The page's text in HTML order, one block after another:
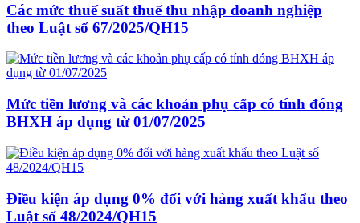
Các mức thuế suất thuế thu nhập doanh nghiệp
theo Luật số 67/2025/QH15
Mức tiền lương và các khoản phụ cấp có tính đóng
BHXH áp dụng từ 01/07/2025
Điều kiện áp dụng 0% đối với hàng xuất khẩu theo
Luật số 48/2024/QH15